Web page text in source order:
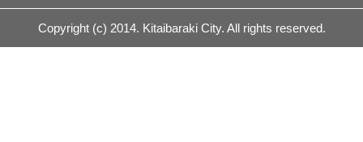
Copyright (c) 2014. Kitaibaraki City. All rights reserved.